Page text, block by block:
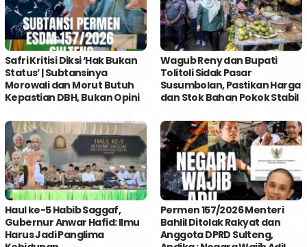
Safri Kritisi Diksi ‘Hak Bukan
Status’ | Subtansinya
Morowali dan Morut Butuh
Kepastian DBH, Bukan Opini
Wagub Reny dan Bupati
Tolitoli Sidak Pasar
Susumbolan, Pastikan Harga
dan Stok Bahan Pokok Stabil
Haul ke-5 Habib Saggaf,
Gubernur Anwar Hafid: Ilmu
Harus Jadi Panglima
Permen 157/2026 Menteri
Bahlil Ditolak Rakyat dan
Anggota DPRD Sulteng,